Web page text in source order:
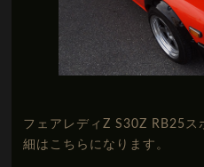
フェアレディZ S30Z RB25ス
細はこちらになります。